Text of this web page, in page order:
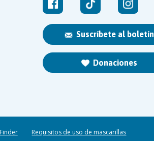
Suscríbete al boletín
Donaciones
Requisitos de uso de mascarillas